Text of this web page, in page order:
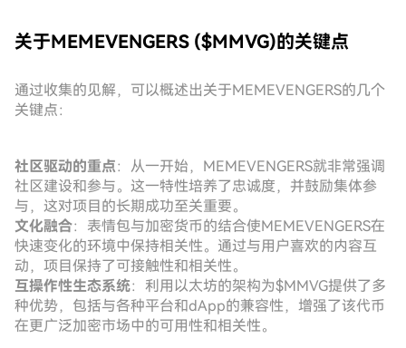
关于MEMEVENGERS ($MMVG)的关键点
通过收集的见解，可以概述出关于MEMEVENGERS的几个
关键点：
社区驱动的重点：从一开始，MEMEVENGERS就非常强调
社区建设和参与。这一特性培养了忠诚度，并鼓励集体参
与，这对项目的长期成功至关重要。
文化融合：表情包与加密货币的结合使MEMEVENGERS在
快速变化的环境中保持相关性。通过与用户喜欢的内容互
动，项目保持了可接触性和相关性。
互操作性生态系统：利用以太坊的架构为$MMVG提供了多
种优势，包括与各种平台和dApp的兼容性，增强了该代币
在更广泛加密市场中的可用性和相关性。